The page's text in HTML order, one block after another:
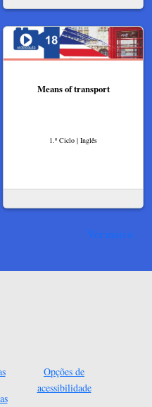
Means of transport
1.º Ciclo | Inglês
Ver mais
Opções de
acessibilidade